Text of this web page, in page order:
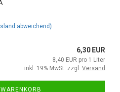
abweichend)
6,30 EUR
8,40 EUR pro 1 Liter
inkl. 19% MwSt. zzgl. Versand
WARENKORB